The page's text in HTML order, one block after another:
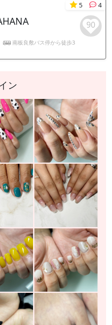
5 4
南板良敷バス停から徒歩3
90
ン